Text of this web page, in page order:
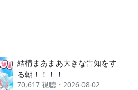
結構まあまあ大きな告知をす
る朝！！！！
70,617 視聴・2026-08-02